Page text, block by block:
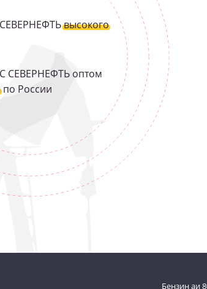
СЕВЕРНЕФТЬвысокого
СЕВЕРНЕФТЬ оптом
по России
Бензин аи